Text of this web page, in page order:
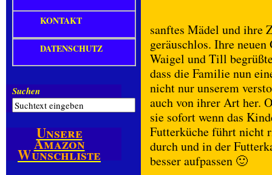
sanftes Mädel und ihre
geräuschlos. Ihre
Waigel und Till
dass die Familie nun
nicht nur unserem
auch von ihrer Art her.
sie sofort wenn das
Futterküche führt nicht
durch und in der
besser aufpassen 🙂
KONTAKT
DATENSCHUTZ
Suchen
Unsere
Amazon
Wunschliste